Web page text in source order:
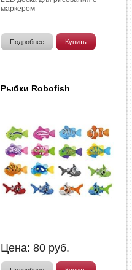
маркером
Подробнее Купить
Рыбки Robofish
Цена: 80 руб.